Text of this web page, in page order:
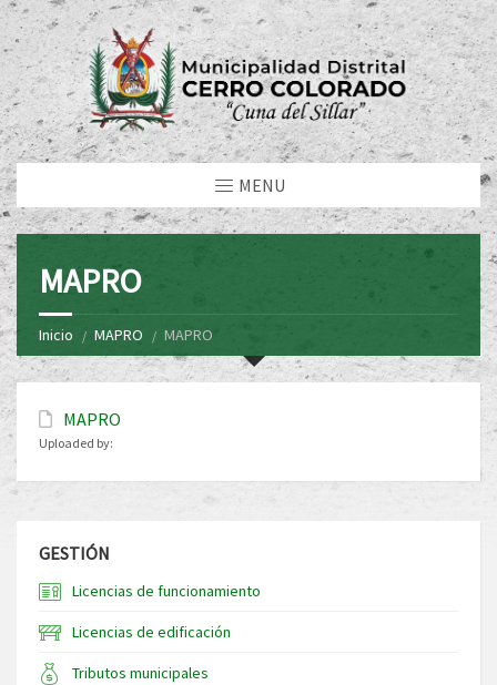
MENU
MAPRO
Inicio MAPRO MAPRO
MAPRO
Uploaded by:
GESTIÓN
Licencias de funcionamiento
Licencias de edificación
Tributos municipales